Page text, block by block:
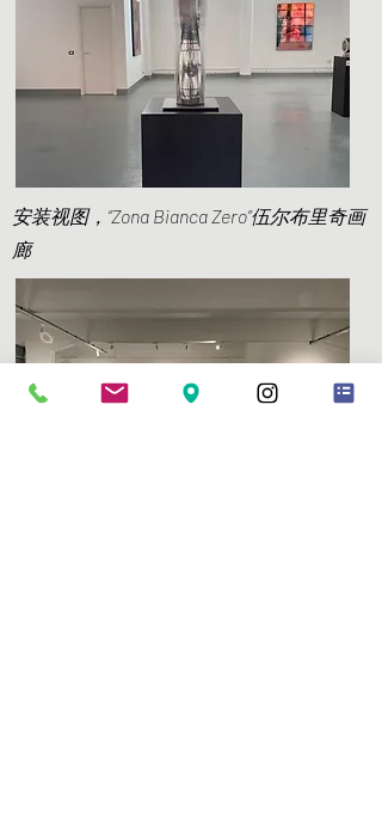
安装视图，“Zona Bianca Zero”伍尔布里奇画
廊